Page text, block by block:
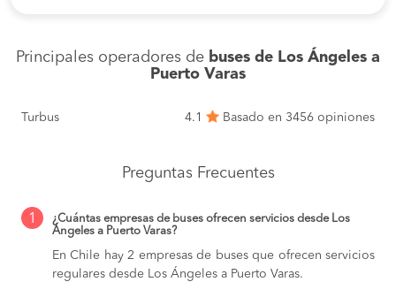
Principales operadores de buses de Los Ángeles a
Puerto Varas
Turbus 4.1 Basado en 3456 opiniones
Preguntas Frecuentes
1
¿Cuántas empresas de buses ofrecen servicios desde Los
Ángeles a Puerto Varas?
En Chile hay 2 empresas de buses que ofrecen servicios
regulares desde Los Ángeles a Puerto Varas.